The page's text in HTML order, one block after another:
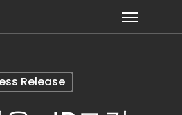
Menu
Release